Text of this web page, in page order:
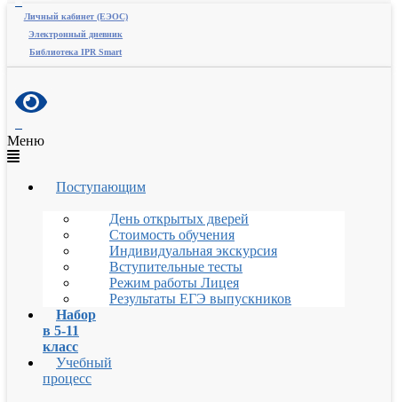
Личный кабинет (ЕЭОС)
Электронный дневник
Библиотека IPR Smart
Меню
Поступающим
День открытых дверей
Стоимость обучения
Индивидуальная экскурсия
Вступительные тесты
Режим работы Лицея
Результаты ЕГЭ выпускников
Набор
в 5-11
класс
Учебный
процесс